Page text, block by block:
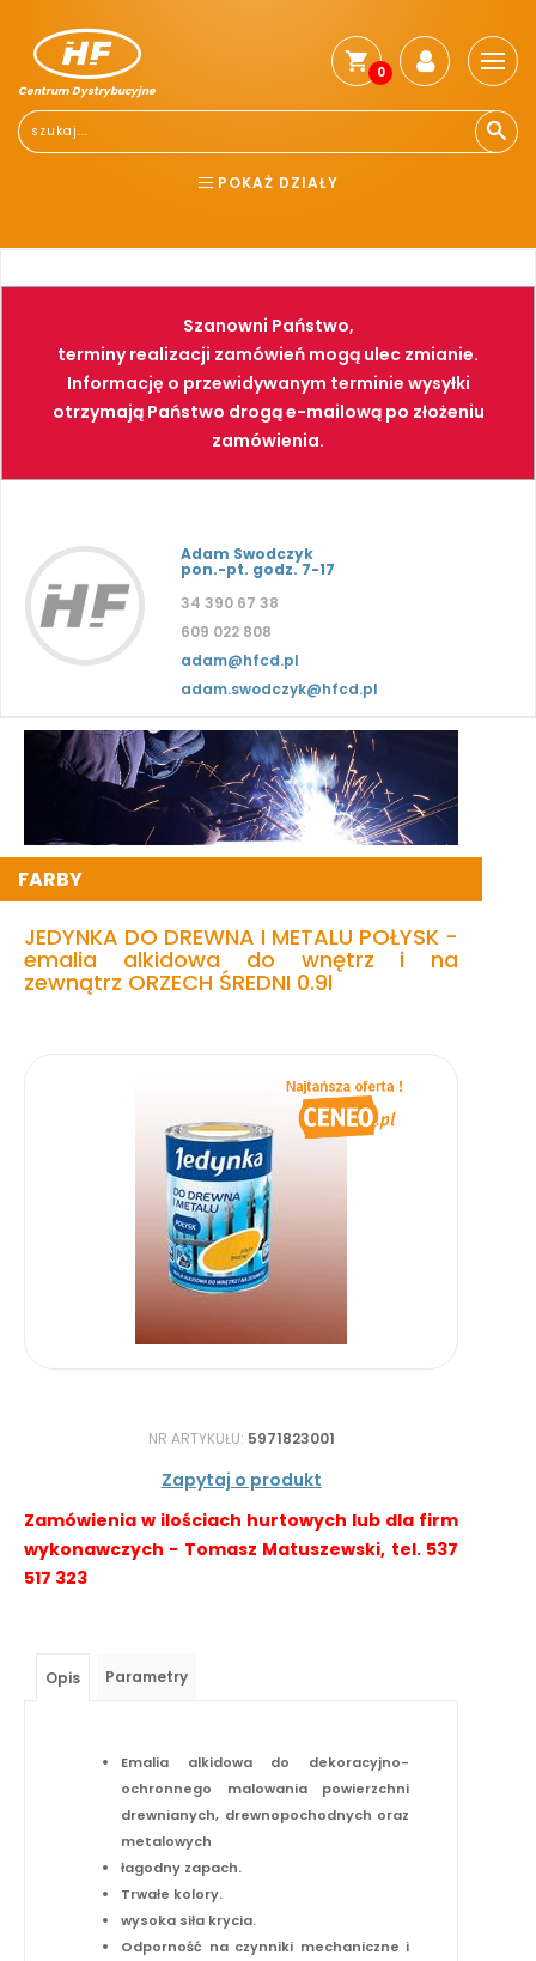
Centrum Dystrybucyjne
0
POKAŻ DZIAŁY
NARZĘDZIA SPAWALNICTWO
FARBY PNEUMATYKA
Szanowni Państwo,
terminy realizacji zamówień mogą ulec zmianie.
Informację o przewidywanym terminie wysyłki
otrzymają Państwo drogą e-mailową po złożeniu
zamówienia.
Adam Swodczyk
pon.-pt. godz. 7-17
34 390 67 38
609 022 808
adam@hfcd.pl
adam.swodczyk@hfcd.pl
FARBY
JEDYNKA DO DREWNA I METALU POŁYSK -
emalia alkidowa do wnętrz i na
zewnątrz ORZECH ŚREDNI 0.9l
NR ARTYKUŁU: 5971823001
Zapytaj o produkt
Zamówienia w ilościach hurtowych lub dla firm
wykonawczych - Tomasz Matuszewski, tel. 537
517 323
Opis Parametry
Emalia alkidowa do dekoracyjno-
ochronnego malowania powierzchni
drewnianych, drewnopochodnych oraz
metalowych
łagodny zapach.
Trwałe kolory.
wysoka siła krycia.
Odporność na czynniki mechaniczne i